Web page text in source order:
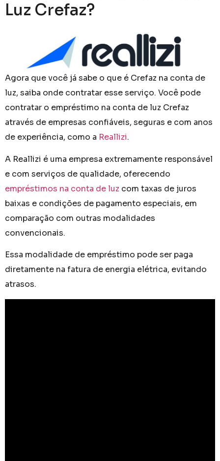
Luz Crefaz?
Agora que você já sabe o que é Crefaz na conta de
luz, saiba onde contratar esse serviço. Você pode
contratar o empréstimo na conta de luz Crefaz
através de empresas confiáveis, seguras e com anos
de experiência, como a Reallizi.
A Reallizi é uma empresa extremamente responsável
e com serviços de qualidade, oferecendo
empréstimos na conta de luz com taxas de juros
baixas e condições de pagamento especiais, em
comparação com outras modalidades
convencionais.
Essa modalidade de empréstimo pode ser paga
diretamente na fatura de energia elétrica, evitando
atrasos.